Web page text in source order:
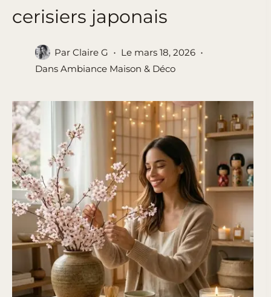
cerisiers japonais
Par Claire G Le mars 18, 2026
Dans Ambiance Maison & Déco